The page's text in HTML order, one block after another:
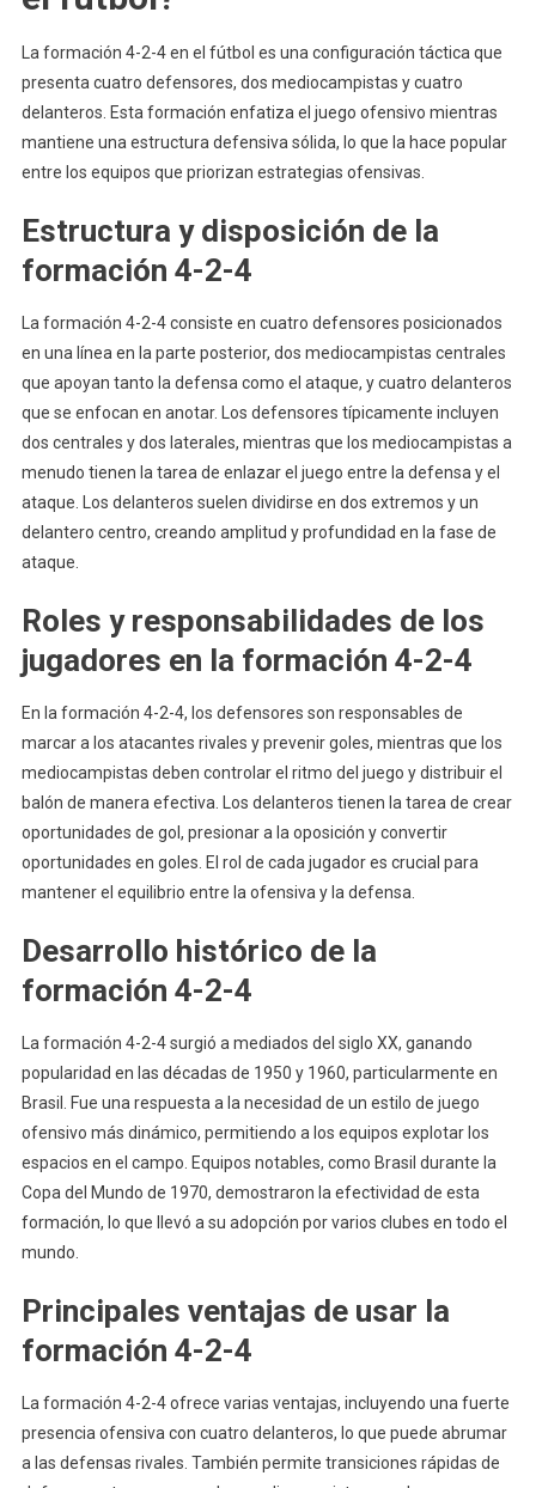
La formación 4-2-4 en el fútbol es una configuración táctica que
presenta cuatro defensores, dos mediocampistas y cuatro
delanteros. Esta formación enfatiza el juego ofensivo mientras
mantiene una estructura defensiva sólida, lo que la hace popular
entre los equipos que priorizan estrategias ofensivas.
Estructura y disposición de la
formación 4-2-4
La formación 4-2-4 consiste en cuatro defensores posicionados
en una línea en la parte posterior, dos mediocampistas centrales
que apoyan tanto la defensa como el ataque, y cuatro delanteros
que se enfocan en anotar. Los defensores típicamente incluyen
dos centrales y dos laterales, mientras que los mediocampistas a
menudo tienen la tarea de enlazar el juego entre la defensa y el
ataque. Los delanteros suelen dividirse en dos extremos y un
delantero centro, creando amplitud y profundidad en la fase de
ataque.
Roles y responsabilidades de los
jugadores en la formación 4-2-4
En la formación 4-2-4, los defensores son responsables de
marcar a los atacantes rivales y prevenir goles, mientras que los
mediocampistas deben controlar el ritmo del juego y distribuir el
balón de manera efectiva. Los delanteros tienen la tarea de crear
oportunidades de gol, presionar a la oposición y convertir
oportunidades en goles. El rol de cada jugador es crucial para
mantener el equilibrio entre la ofensiva y la defensa.
Desarrollo histórico de la
formación 4-2-4
La formación 4-2-4 surgió a mediados del siglo XX, ganando
popularidad en las décadas de 1950 y 1960, particularmente en
Brasil. Fue una respuesta a la necesidad de un estilo de juego
ofensivo más dinámico, permitiendo a los equipos explotar los
espacios en el campo. Equipos notables, como Brasil durante la
Copa del Mundo de 1970, demostraron la efectividad de esta
formación, lo que llevó a su adopción por varios clubes en todo el
mundo.
Principales ventajas de usar la
formación 4-2-4
La formación 4-2-4 ofrece varias ventajas, incluyendo una fuerte
presencia ofensiva con cuatro delanteros, lo que puede abrumar
a las defensas rivales. También permite transiciones rápidas de